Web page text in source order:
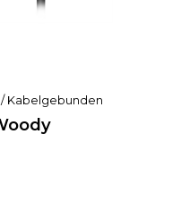
/ Kabelgebunden